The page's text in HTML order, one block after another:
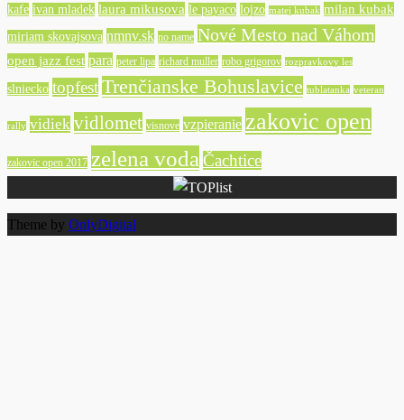
kafe ivan mladek laura mikusova le payaco lojzo matej kubak milan kubak
miriam skovajsova nmnv.sk no name Nové Mesto nad Váhom
open jazz fest para peter lipa richard muller robo grigorov rozpravkovy les
slniecko topfestTrenčianske Bohuslavice tublatanka veteran
rally vidiek vidlomet visnove vzpieranie zakovic open
zakovic open 2017 zelena voda Čachtice
Theme by OnlyDigital